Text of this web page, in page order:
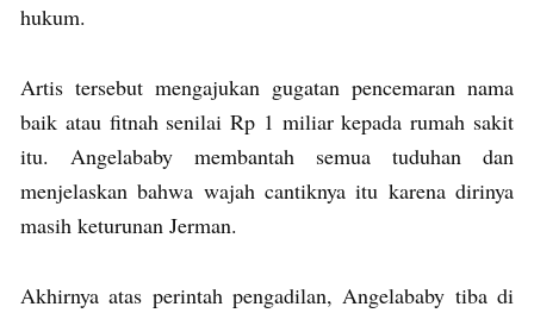
hukum.
Artis tersebut mengajukan gugatan pencemaran nama
baik atau fitnah senilai Rp 1 miliar kepada rumah sakit
itu. Angelababy membantah semua tuduhan dan
menjelaskan bahwa wajah cantiknya itu karena dirinya
masih keturunan Jerman.
Akhirnya atas perintah pengadilan, Angelababy tiba di